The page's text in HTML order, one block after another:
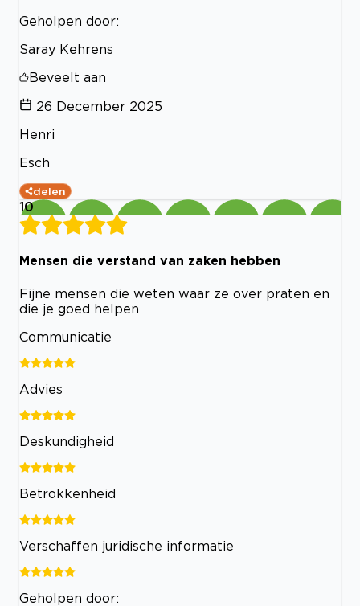
Geholpen door:
Saray Kehrens
Beveelt aan
26 December 2025
Henri
Esch
delen
10
Mensen die verstand van zaken hebben
Fijne mensen die weten waar ze over praten en
die je goed helpen
Communicatie
Advies
Deskundigheid
Betrokkenheid
Verschaffen juridische informatie
Geholpen door: